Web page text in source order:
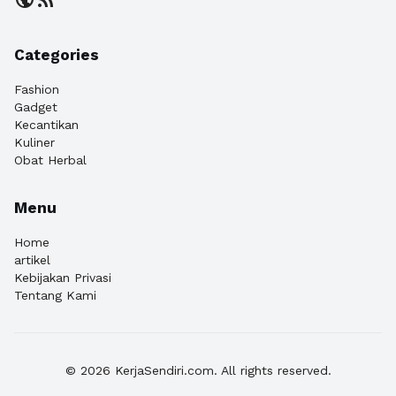
Categories
Fashion
Gadget
Kecantikan
Kuliner
Obat Herbal
Menu
Home
artikel
Kebijakan Privasi
Tentang Kami
© 2026 KerjaSendiri.com. All rights reserved.